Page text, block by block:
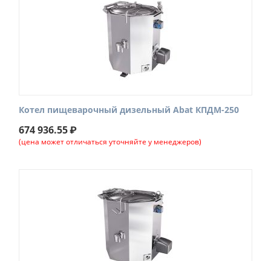
Котел пищеварочный дизельный Abat КПДМ-250
674 936.55₽
(цена может отличаться уточняйте у менеджеров)